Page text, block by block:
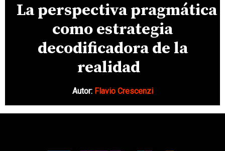
La perspectiva pragmática
como estrategia
decodificadora de la
realidad
Autor: Flavio Crescenzi